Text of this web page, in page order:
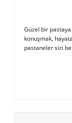
Güzel bir pastaya
konuşmak,
pastaneler sizi